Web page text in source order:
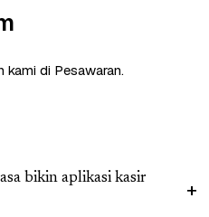
kami di Pesawaran.
bikin aplikasi kasir